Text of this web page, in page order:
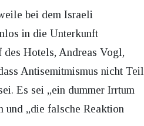
bei dem Israeli
in die Unterkunft
des Hotels, Andreas Vogl,
Antisemitmismus nicht Teil
Es sei „ein dummer Irrtum
und „die falsche Reaktion